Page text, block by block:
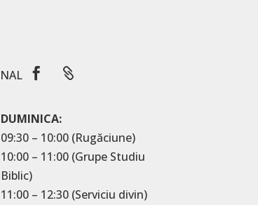
 
DUMINICA:
09:30 – 10:00 (Rugăciune)
10:00 – 11:00 (Grupe Studiu
Biblic)
11:00 – 12:30 (Serviciu divin)